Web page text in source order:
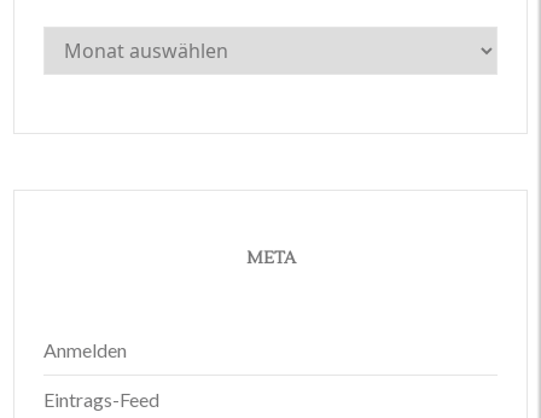
Archiv
META
Anmelden
Eintrags-Feed